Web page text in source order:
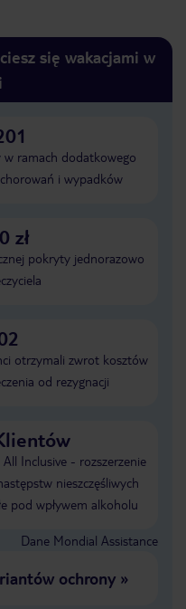
się wakacjami w
w ramach dodatkowego
i wypadków
zł
pokryty jednorazowo
otrzymali zwrot kosztów
od rezygnacji
Inclusive - rozszerzenie
nieszczęśliwych
pod wpływem alkoholu
Dane Mondial Assistance
ochrony»